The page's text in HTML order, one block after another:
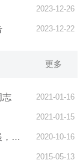
2023-12-26
2023-12-22
更多
志 2021-01-16
2021-01-15
我会参与协办著名作家温跃渊先生的书画展，一起品读“诗与远方”！ 2020-10-16
2015-05-13